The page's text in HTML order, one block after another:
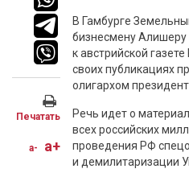
Печатать
a- a+
В Гамбурге
бизнесмену Алишеру
к австрийской
своих публикациях
олигархом
Речь идет о
всех российских
проведения РФ
и демилитаризации